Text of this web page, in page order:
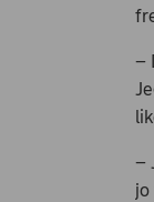
–
–
jo